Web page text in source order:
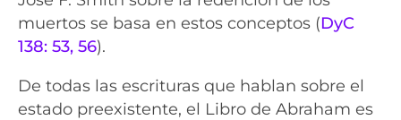
muertos se basa en estos conceptos (DyC
138: 53, 56).
De todas las escrituras que hablan sobre el
estado preexistente, el Libro de Abraham es